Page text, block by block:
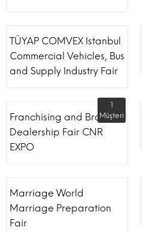
TÜYAP COMVEX Istanbul
Commercial Vehicles, Bus
and Supply Industry Fair
Franchising and Brand
Dealership Fair CNR
EXPO
1
Müşteri
Marriage World
Marriage Preparation
Fair